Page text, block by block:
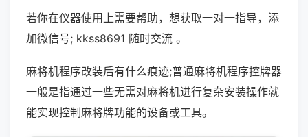
若你在仪器使用上需要帮助，想获取一对一指导，添
加微信号; kkss8691 随时交流 。
麻将机程序改装后有什么痕迹;普通麻将机程序控牌器
一般是指通过一些无需对麻将机进行复杂安装操作就
能实现控制麻将牌功能的设备或工具。